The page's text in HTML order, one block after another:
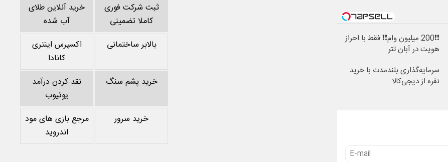
❗❗200 میلیون وام❗❗ فقط با احراز
هویت در آبان تتر
سرمایه‌گذاری بلندمدت با خرید
نقره از دیجی‌کالا
ثبت شرکت فوری
کاملا تضمینی
خرید آنلاین طلای
آب شده
بالابر ساختمانی
اکسپرس اینتری
کانادا
خرید پشم سنگ
نقد کردن درآمد
یوتیوب
خرید سرور
مرجع بازی های مود
اندروید